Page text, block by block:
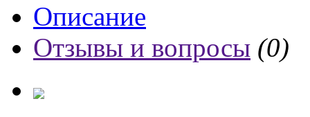
Описание
Отзывы и вопросы (0)